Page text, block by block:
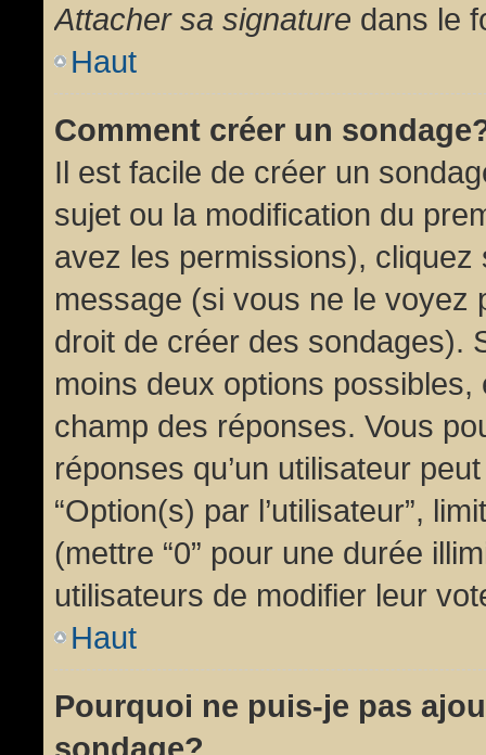
Attacher sa signature dans le
Haut
Comment créer un
Il est facile de créer un
sujet ou la modification du
avez les permissions), cliquez
message (si vous ne le voyez
droit de créer des sondages).
moins deux options
champ des réponses. Vous
réponses qu’un utilisateur
“Option(s) par l’utilisateur”,
(mettre “0” pour une durée
utilisateurs de modifier leur
Haut
Pourquoi ne puis-je pas